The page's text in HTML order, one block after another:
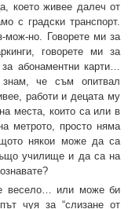
което живее далеч от
с градски транспорт.
но. Говорете ми за
говорете ми за
абонаментни карти…
че съм опитвал
работи и децата му
места, които са или в
метрото, просто няма
някои може да са
училище и да са на
весело… или може би
чуя за “слизане от